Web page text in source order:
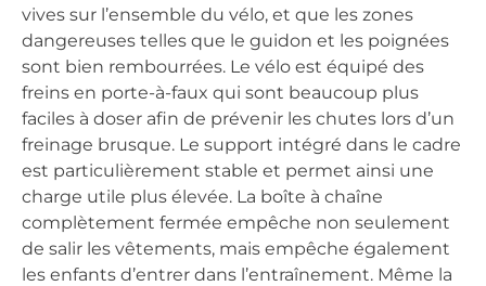
vives sur l’ensemble du vélo, et que les zones
dangereuses telles que le guidon et les poignées
sont bien rembourrées. Le vélo est équipé des
freins en porte-à-faux qui sont beaucoup plus
faciles à doser afin de prévenir les chutes lors d’un
freinage brusque. Le support intégré dans le cadre
est particulièrement stable et permet ainsi une
charge utile plus élevée. La boîte à chaîne
complètement fermée empêche non seulement
de salir les vêtements, mais empêche également
les enfants d’entrer dans l’entraînement. Même la